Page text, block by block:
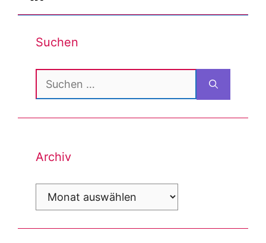
Suchen
Suchen
nach:
Archiv
Archiv